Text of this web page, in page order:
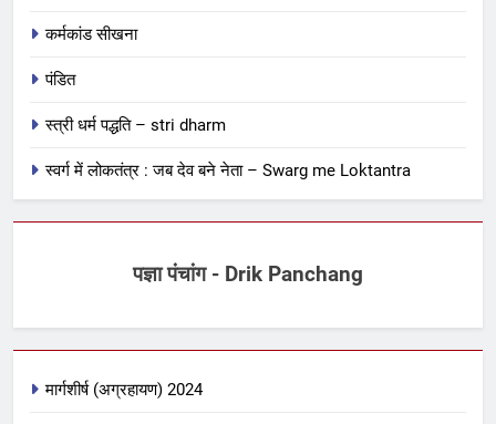
कर्मकांड सीखना
पंडित
स्त्री धर्म पद्धति – stri dharm
स्वर्ग में लोकतंत्र : जब देव बने नेता – Swarg me Loktantra
पज्ञा पंचांग - Drik Panchang
मार्गशीर्ष (अग्रहायण) 2024